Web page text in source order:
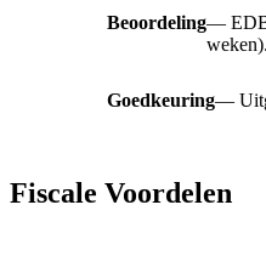
Beoordeling— EDB
weken).
Goedkeuring—
Fiscale Voordelen